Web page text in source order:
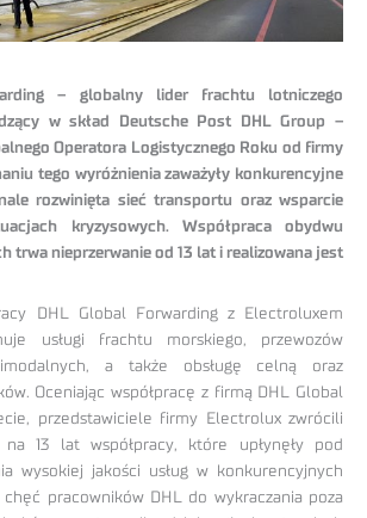
– globalny lider frachtu lotniczego
w skład Deutsche Post DHL Group –
Operatora Logistycznego Roku od firmy
tego wyróżnienia zaważyły konkurencyjne
rozwinięta sieć transportu oraz wsparcie
kryzysowych. Współpraca obydwu
trwa nieprzerwanie od 13 lat i realizowana jest
DHL Global Forwarding z Electroluxem
usługi frachtu morskiego, przewozów
a także obsługę celną oraz
Oceniając współpracę z firmą DHL Global
przedstawiciele firmy Electrolux zwrócili
na 13 lat współpracy, które upłynęły pod
wysokiej jakości usług w konkurencyjnych
pracowników DHL do wykraczania poza